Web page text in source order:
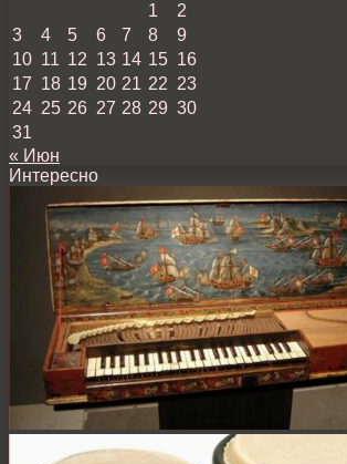
1
2
3
4 5 6 7 8
9
10 11 12 13 14 15 16
17 18 19 20 21 22 23
24 25 26 27 28 29 30
31
« Июн
Интересно